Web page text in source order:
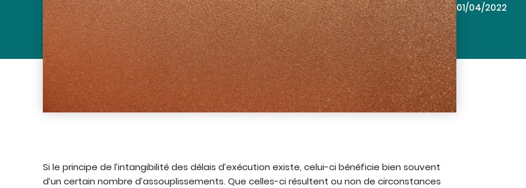
01/04/2022
Si le principe de l’intangibilité des délais d’exécution existe, celui-ci bénéficie bien souvent
d’un certain nombre d’assouplissements. Que celles-ci résultent ou non de circonstances